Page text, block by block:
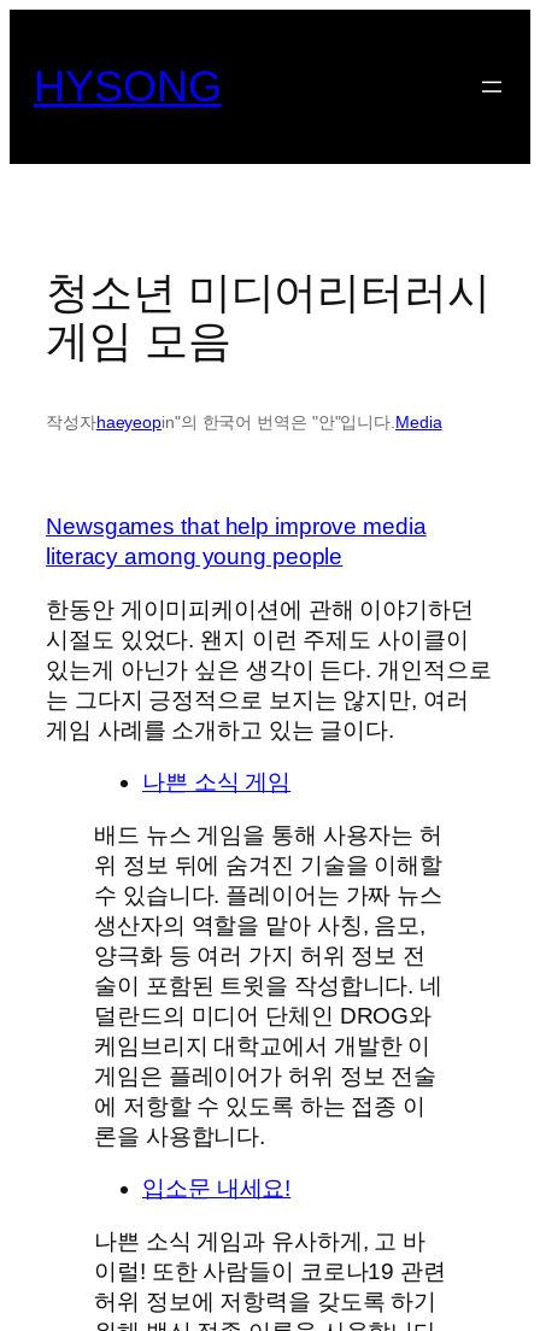
HYSONG
청소년 미디어리터러시
게임 모음
작성자haeyeopin"의 한국어 번역은 "안"입니다.Media
Newsgames that help improve media
literacy among young people
한동안 게이미피케이션에 관해 이야기하던
시절도 있었다. 왠지 이런 주제도 사이클이
있는게 아닌가 싶은 생각이 든다. 개인적으로
는 그다지 긍정적으로 보지는 않지만, 여러
게임 사례를 소개하고 있는 글이다.
나쁜 소식 게임
배드 뉴스 게임을 통해 사용자는 허
위 정보 뒤에 숨겨진 기술을 이해할
수 있습니다. 플레이어는 가짜 뉴스
생산자의 역할을 맡아 사칭, 음모,
양극화 등 여러 가지 허위 정보 전
술이 포함된 트윗을 작성합니다. 네
덜란드의 미디어 단체인 DROG와
케임브리지 대학교에서 개발한 이
게임은 플레이어가 허위 정보 전술
에 저항할 수 있도록 하는 접종 이
론을 사용합니다.
입소문 내세요!
나쁜 소식 게임과 유사하게, 고 바
이럴! 또한 사람들이 코로나19 관련
허위 정보에 저항력을 갖도록 하기